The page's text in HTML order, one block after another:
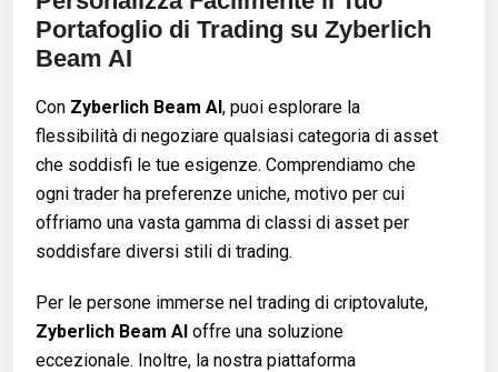
Portafoglio di Trading su Zyberlich
Beam AI
Con Zyberlich Beam AI, puoi esplorare la
flessibilità di negoziare qualsiasi categoria di asset
che soddisfi le tue esigenze. Comprendiamo che
ogni trader ha preferenze uniche, motivo per cui
offriamo una vasta gamma di classi di asset per
soddisfare diversi stili di trading.
Per le persone immerse nel trading di criptovalute,
Zyberlich Beam AI offre una soluzione
eccezionale. Inoltre, la nostra piattaforma